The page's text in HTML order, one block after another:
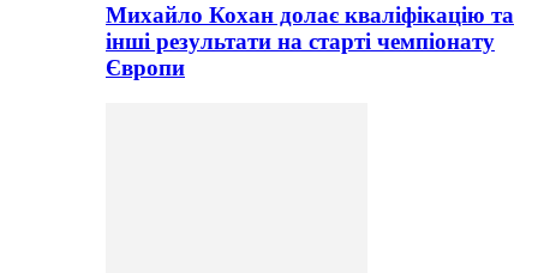
Михайло Кохан долає кваліфікацію та
інші результати на старті чемпіонату
Європи